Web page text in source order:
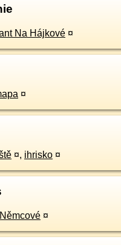
Na Hájkové ¤
¤
¤, ihrisko ¤
¤